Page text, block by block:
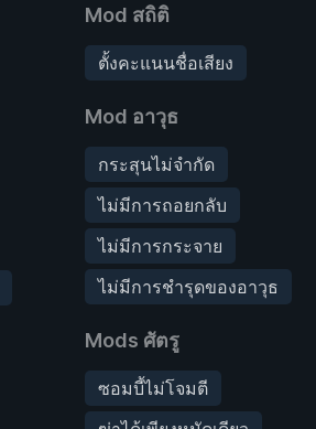
Mod สถิติ
ตั้งคะแนนชื่อเสียง
Mod อาวุธ
กระสุนไม่จำกัด
ไม่มีการถอยกลับ
ไม่มีการกระจาย
ไม่มีการชำรุดของอาวุธ
Mods ศัตรู
ซอมบี้ไม่โจมตี